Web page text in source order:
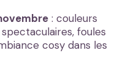
: couleurs
foules
cosy dans les